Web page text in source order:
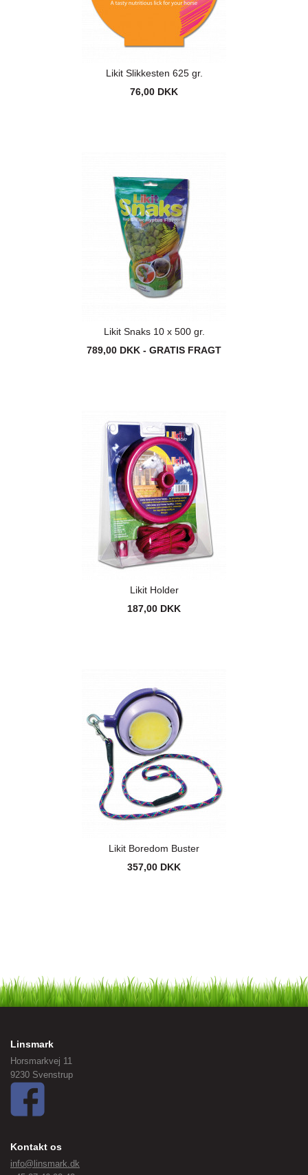
Likit Slikkesten 625 gr.
76,00 DKK
Likit Snaks 10 x 500 gr.
789,00 DKK - GRATIS FRAGT
Likit Holder
187,00 DKK
Likit Boredom Buster
357,00 DKK
Linsmark
Horsmarkvej 11
9230 Svenstrup
Kontakt os
info@linsmark.dk